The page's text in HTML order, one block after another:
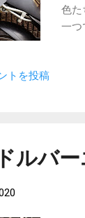
色た
一つ
が
リ
品
トを投稿
ルバ